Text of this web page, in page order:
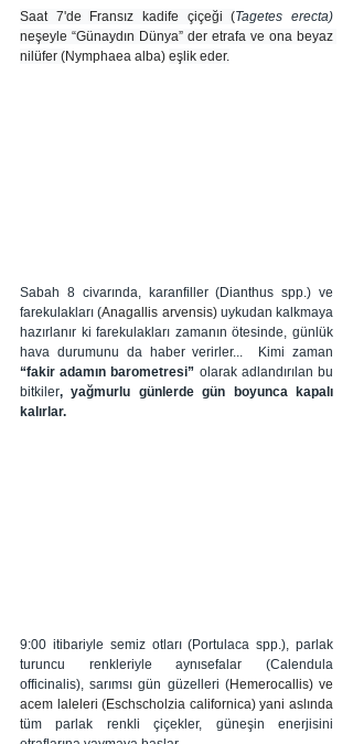
Saat 7'de Fransız kadife çiçeği (
neşeyle “Günaydın Dünya” der etrafa ve ona beyaz
nilüfer (Nymphaea alba) eşlik eder.
Sabah 8 civarında, karanfiller (Dianthus spp.) ve
farekulakları (Anagallis arvensis) uykudan kalkmaya
hazırlanır ki farekulakları zamanın ötesinde, günlük
“fakir adamın barometresi” olarak adlandırılan bu
bitkiler, yağmurlu günlerde gün boyunca kapalı
kalırlar.
9:00 itibariyle semiz otları (Portulaca spp.), parlak
turuncu renkleriyle aynısefalar (Calendula
officinalis), sarımsı gün güzelleri (Hemerocallis) ve
acem laleleri (Eschscholzia californica) yani aslında
tüm parlak renkli çiçekler, güneşin enerjisini